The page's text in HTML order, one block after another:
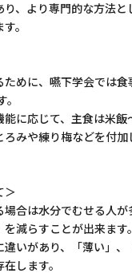
より専門的な方法と
。
めに、嚥下学会では食
能に応じて、主食は米飯
みや練り梅などを付加
＞
合は水分でむせる人
減らすことが出来ます
いがあり、「薄い」、
します。